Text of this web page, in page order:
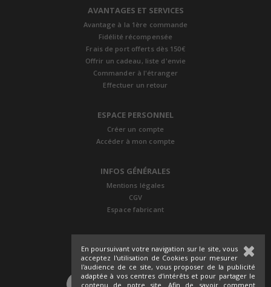
En poursuivant votre navigation sur le site, vous
acceptez l'utilisation de Cookies pour mesurer
l'audience de ce site, vous proposer de la publicité
adaptée à vos centres d'intérêts et pour partager le
contenu de notre site. Afin de savoir comment
AVANTAGES ET SERVICES
Avantage à la 1ère commande
Fidélité récompensée
Frais de port offerts dès 150€
Offrir un cadeau, liste d'envie
Commander à l'étranger
Effectuer un retour
ESPACE PERSONNEL
Créer un compte
Accéder à mon compte
INFOS GÉNÉRALES
Mentions légales
CGV
Espace fabricant
SUIVEZ-NOUS